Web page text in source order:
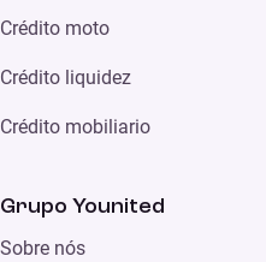
Crédito moto
Crédito liquidez
Crédito mobiliario
Grupo Younited
Sobre nós